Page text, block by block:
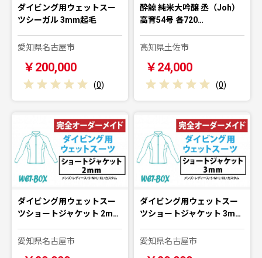
ダイビング用ウェットスー
ツシーガル 3mm起毛
愛知県名古屋市
￥200,000
(0)
酔鯨 純米大吟醸 丞（Joh）
高育54号 各720…
高知県土佐市
￥24,000
(0)
ダイビング用ウェットスー
ツショートジャケット 2m…
愛知県名古屋市
ダイビング用ウェットスー
ツショートジャケット 3m…
愛知県名古屋市